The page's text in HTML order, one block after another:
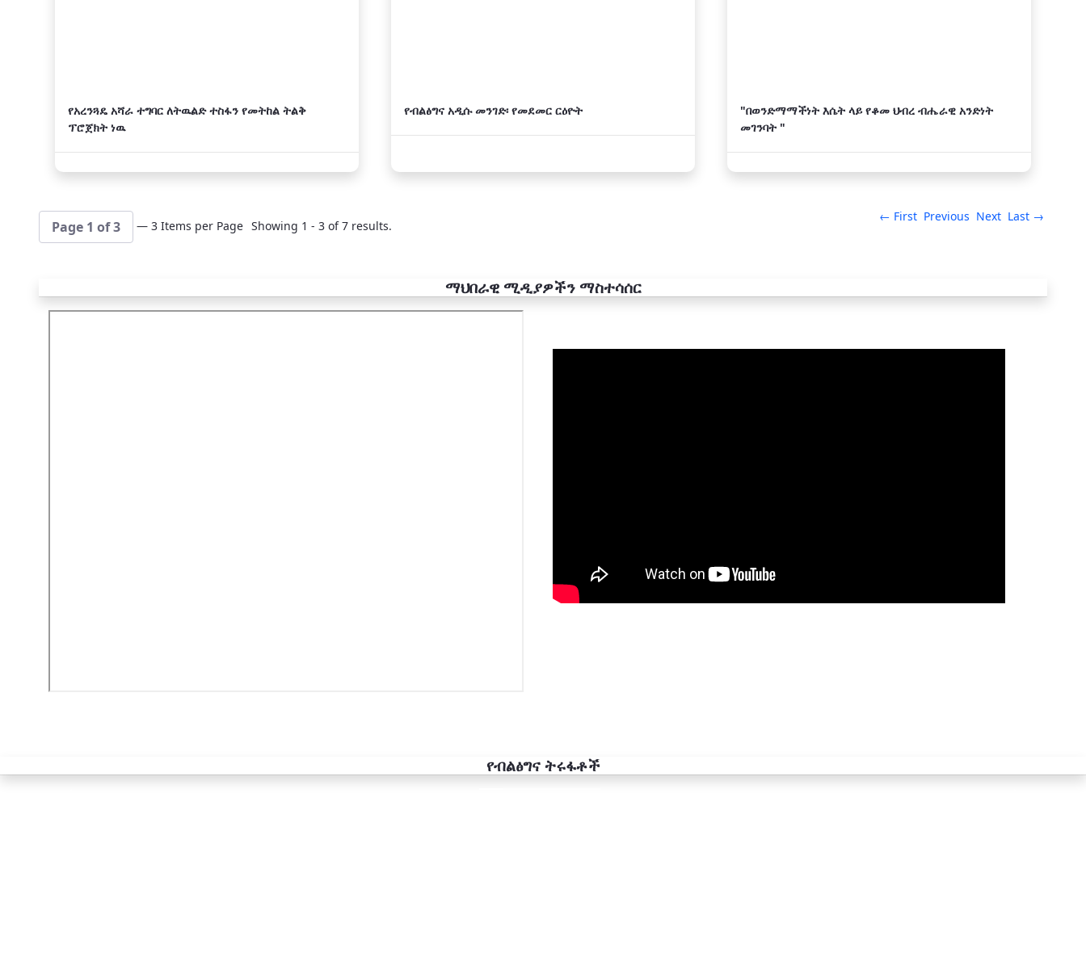
የአረንጓዴ አሻራ ተግባር ለትዉልድ ተስፋን የመትከል ትልቅ
ፕሮጀክት ነዉ
የብልፅግና አዲሱ መንገድ፡ የመደመር ርዕዮት
"በወንድማማችነት እሴት ላይ የቆመ ህብረ ብሔራዊ አንድነት
መገንባት "
Page 1 of 3 — 3 Items per Page Showing 1 - 3 of 7 results.
← First Previous Next Last →
ማህበራዊ ሚዲያዎችን ማስተሳሰር
የብልፅግና ትሩፋቶች